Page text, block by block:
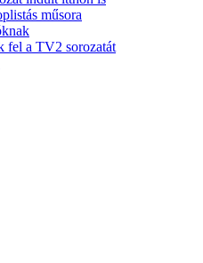
műsora
fel a TV2 sorozatát